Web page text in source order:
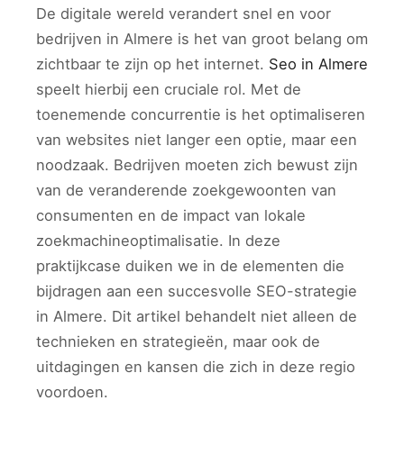
De digitale wereld verandert snel en voor
bedrijven in Almere is het van groot belang om
zichtbaar te zijn op het internet. Seo in Almere
speelt hierbij een cruciale rol. Met de
toenemende concurrentie is het optimaliseren
van websites niet langer een optie, maar een
noodzaak. Bedrijven moeten zich bewust zijn
van de veranderende zoekgewoonten van
consumenten en de impact van lokale
zoekmachineoptimalisatie. In deze
praktijkcase duiken we in de elementen die
bijdragen aan een succesvolle SEO-strategie
in Almere. Dit artikel behandelt niet alleen de
technieken en strategieën, maar ook de
uitdagingen en kansen die zich in deze regio
voordoen.